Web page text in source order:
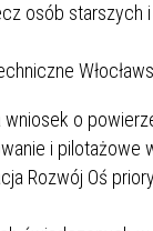
osób
wniosek o
i
Rozwój Oś